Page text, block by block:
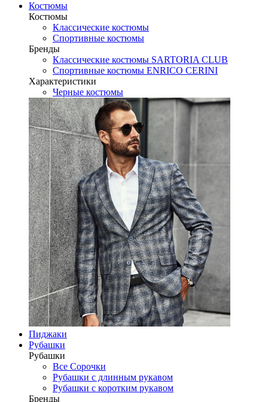
Костюмы
Костюмы
Классические костюмы
Спортивные костюмы
Бренды
Классические костюмы SARTORIA CLUB
Спортивные костюмы ENRICO CERINI
Характеристики
Черные костюмы
Пиджаки
Рубашки
Рубашки
Все Сорочки
Рубашки с длинным рукавом
Рубашки с коротким рукавом
Бренды